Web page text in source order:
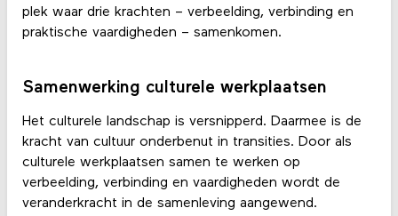
plek waar drie krachten – verbeelding, verbinding en
praktische vaardigheden – samenkomen.
Samenwerking culturele werkplaatsen
Het culturele landschap is versnipperd. Daarmee is de
kracht van cultuur onderbenut in transities. Door als
culturele werkplaatsen samen te werken op
verbeelding, verbinding en vaardigheden wordt de
veranderkracht in de samenleving aangewend.